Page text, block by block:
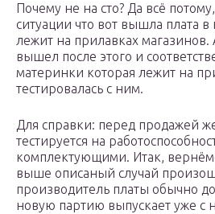
Почему не на сто? Да всё
ситуации что вот вышла плата в
лежит на прилавках магазинов.
вышел после этого и
материнки которая лежит на
тестировалась с ним.
Для справки: перед продажей
тестируется на
комплектующими. Итак,
выше описаный случай
производитель платы обычно
новую партию выпускает уже с